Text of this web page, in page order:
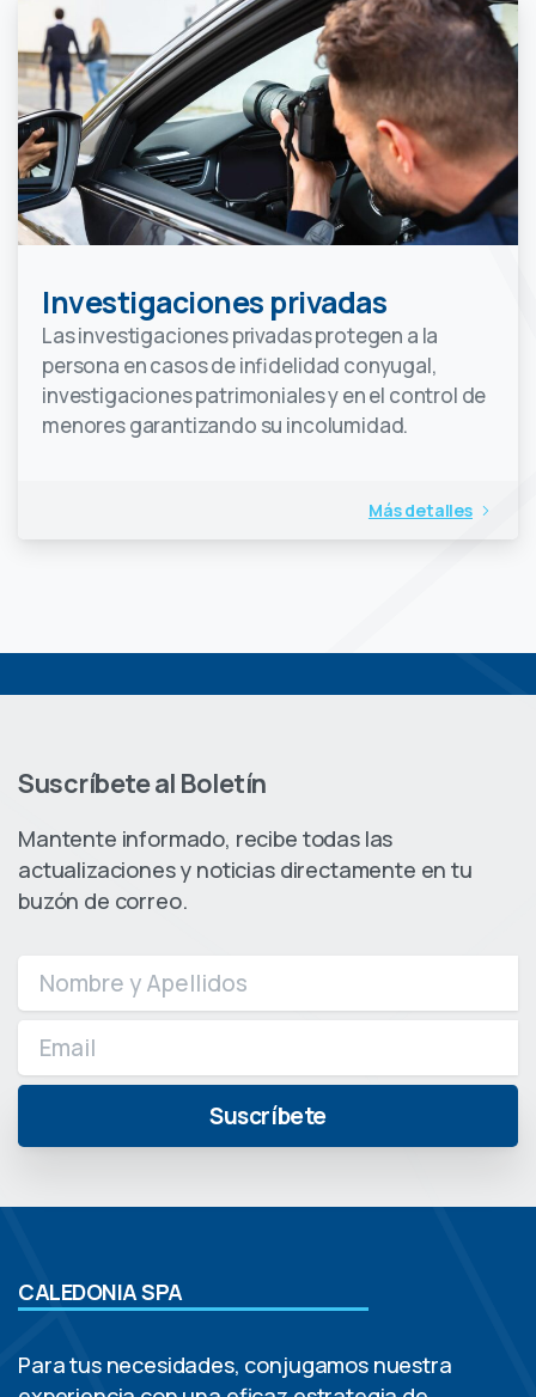
Investigaciones privadas
Las investigaciones privadas protegen a la
persona en casos de infidelidad conyugal,
investigaciones patrimoniales y en el control de
menores garantizando su incolumidad.
Más detalles
Suscríbete al Boletín
Mantente informado, recibe todas las
actualizaciones y noticias directamente en tu
buzón de correo.
CALEDONIA SPA
Para tus necesidades, conjugamos nuestra